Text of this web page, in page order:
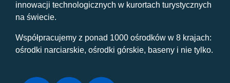
innowacji technologicznych w kurortach turystycznych
na świecie.
Współpracujemy z ponad 1000 ośrodków w 8 krajach:
ośrodki narciarskie, ośrodki górskie, baseny i nie tylko.